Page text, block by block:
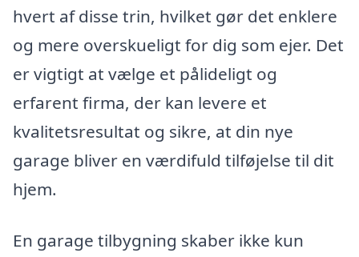
hvert af disse trin, hvilket gør det enklere
og mere overskueligt for dig som ejer. Det
er vigtigt at vælge et pålideligt og
erfarent firma, der kan levere et
kvalitetsresultat og sikre, at din nye
garage bliver en værdifuld tilføjelse til dit
hjem.
En garage tilbygning skaber ikke kun